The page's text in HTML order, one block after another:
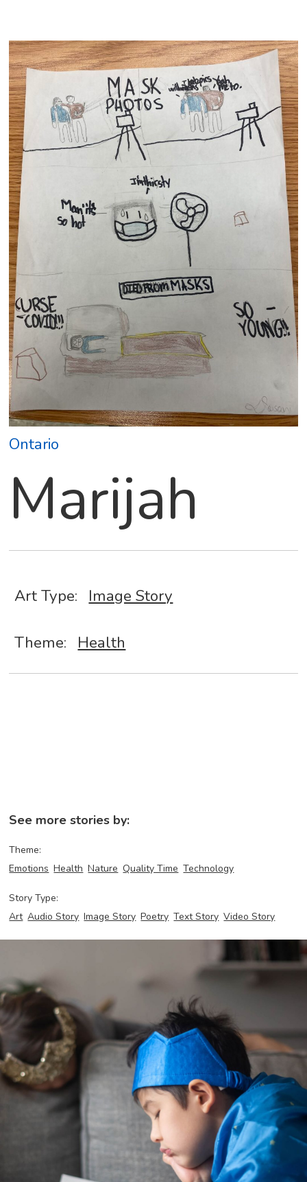
Ontario
Marijah
Art Type: Image Story
Theme: Health
See more stories by:
Theme:
Emotions Health Nature Quality Time Technology
Story Type:
Art Audio Story Image Story Poetry Text Story Video Story